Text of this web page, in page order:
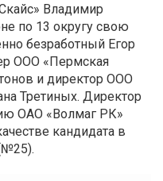
Владимир
по 13 округу свою
безработный Егор
ООО «Пермская
и директор ООО
Третиных. Директор
ОАО «Волмаг РК»
кандидата в